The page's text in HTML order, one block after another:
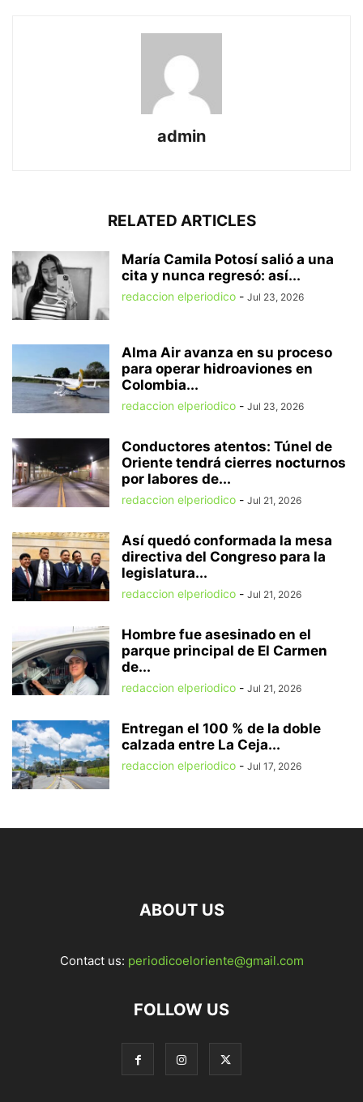
admin
RELATED ARTICLES
María Camila Potosí salió a una
cita y nunca regresó: así...
redaccion elperiodico - Jul 23, 2026
Alma Air avanza en su proceso
para operar hidroaviones en
Colombia...
redaccion elperiodico - Jul 23, 2026
Conductores atentos: Túnel de
Oriente tendrá cierres nocturnos
por labores de...
redaccion elperiodico - Jul 21, 2026
Así quedó conformada la mesa
directiva del Congreso para la
legislatura...
redaccion elperiodico - Jul 21, 2026
Hombre fue asesinado en el
parque principal de El Carmen
de...
redaccion elperiodico - Jul 21, 2026
Entregan el 100 % de la doble
calzada entre La Ceja...
redaccion elperiodico - Jul 17, 2026
ABOUT US
Contact us: periodicoeloriente@gmail.com
FOLLOW US